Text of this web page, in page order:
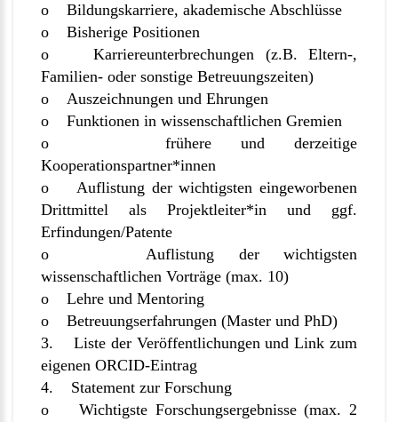
o Bildungskarriere, akademische Abschlüsse
o Bisherige Positionen
o Karriereunterbrechungen (z.B. Eltern-,
Familien- oder sonstige Betreuungszeiten)
o Auszeichnungen und Ehrungen
o Funktionen in wissenschaftlichen Gremien
o frühere und derzeitige
Kooperationspartner*innen
o Auflistung der wichtigsten eingeworbenen
Drittmittel als Projektleiter*in und ggf.
Erfindungen/Patente
o Auflistung der wichtigsten
wissenschaftlichen Vorträge (max. 10)
o Lehre und Mentoring
o Betreuungserfahrungen (Master und PhD)
3. Liste der Veröffentlichungen und Link zum
eigenen ORCID-Eintrag
4. Statement zur Forschung
o Wichtigste Forschungsergebnisse (max. 2